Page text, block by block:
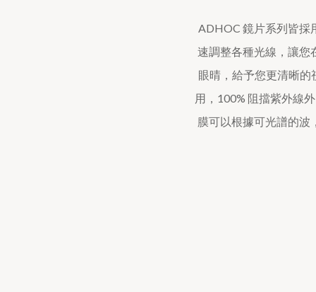
ADHOC 鏡片系列皆採
速調整各種光線，讓您
眼晴，給予您更清晰的
用，100% 阻擋紫外線
膜可以根據可光譜的波